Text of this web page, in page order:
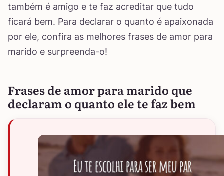
também é amigo e te faz acreditar que tudo
ficará bem. Para declarar o quanto é apaixonada
por ele, confira as melhores frases de amor para
marido e surpreenda-o!
Frases de amor para marido que
declaram o quanto ele te faz bem